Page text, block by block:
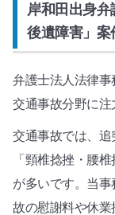
岸和田出身弁
後遺障害」案
弁護士法人法律
交通事故分野に注
交通事故では、追
「頸椎捻挫・腰
が多いです。当
故の慰謝料や休業